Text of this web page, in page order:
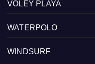
VÓLEY PLAYA
WATERPOLO
WINDSURF